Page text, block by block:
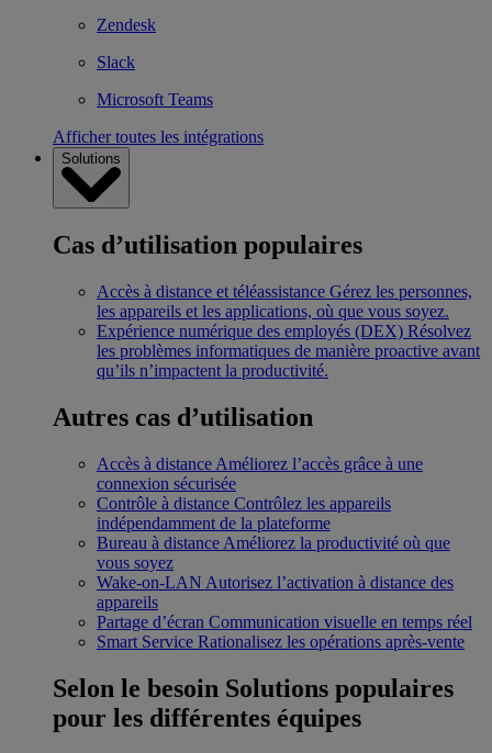
Zendesk
Slack
Microsoft Teams
Afficher toutes les intégrations
Solutions
Cas d’utilisation populaires
Accès à distance et téléassistance Gérez les personnes,
les appareils et les applications, où que vous soyez.
Expérience numérique des employés (DEX) Résolvez
les problèmes informatiques de manière proactive avant
qu’ils n’impactent la productivité.
Autres cas d’utilisation
Accès à distance Améliorez l’accès grâce à une
connexion sécurisée
Contrôle à distance Contrôlez les appareils
indépendamment de la plateforme
Bureau à distance Améliorez la productivité où que
vous soyez
Wake-on-LAN Autorisez l’activation à distance des
appareils
Partage d’écran Communication visuelle en temps réel
Smart Service Rationalisez les opérations après-vente
Selon le besoin Solutions populaires
pour les différentes équipes